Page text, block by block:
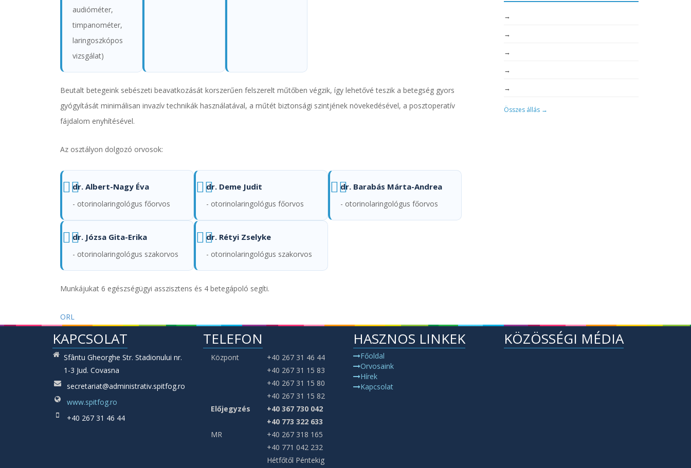
audióméter,
timpanométer,
laringoszkópos
vizsgálat)
Beutalt betegeink sebészeti beavatkozását korszerűen felszerelt műtőben végzik, így lehetővé teszik a betegség gyors
gyógyítását minimálisan invazív technikák használatával, a műtét biztonsági szintjének növekedésével, a posztoperatív
fájdalom enyhítésével.
Az osztályon dolgozó orvosok:
dr. Albert-Nagy Éva
- otorinolaringológus főorvos
dr. Deme Judit
- otorinolaringológus főorvos
dr. Barabás Márta-Andrea
- otorinolaringológus főorvos
dr. Józsa Gita-Erika
- otorinolaringológus szakorvos
dr. Rétyi Zselyke
- otorinolaringológus szakorvos
Munkájukat 6 egészségügyi asszisztens és 4 betegápoló segíti.
ORL
→
→
→
→
→
Összes állás →
KAPCSOLAT
Sfântu Gheorghe Str. Stadionului nr.
1-3 Jud. Covasna
secretariat@administrativ.spitfog.ro
www.spitfog.ro
+40 267 31 46 44
TELEFON
Központ
+40 267 31 46 44
+40 267 31 15 83
+40 267 31 15 80
+40 267 31 15 82
Előjegyzés
+40 367 730 042
+40 773 322 633
MR
+40 267 318 165
+40 771 042 232
Hétfőtől Péntekig
HASZNOS LINKEK
Főoldal
Orvosaink
Hírek
Kapcsolat
KÖZÖSSÉGI MÉDIA